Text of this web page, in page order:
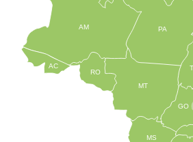
PA
AM
AC
RO
MT
MS
GO